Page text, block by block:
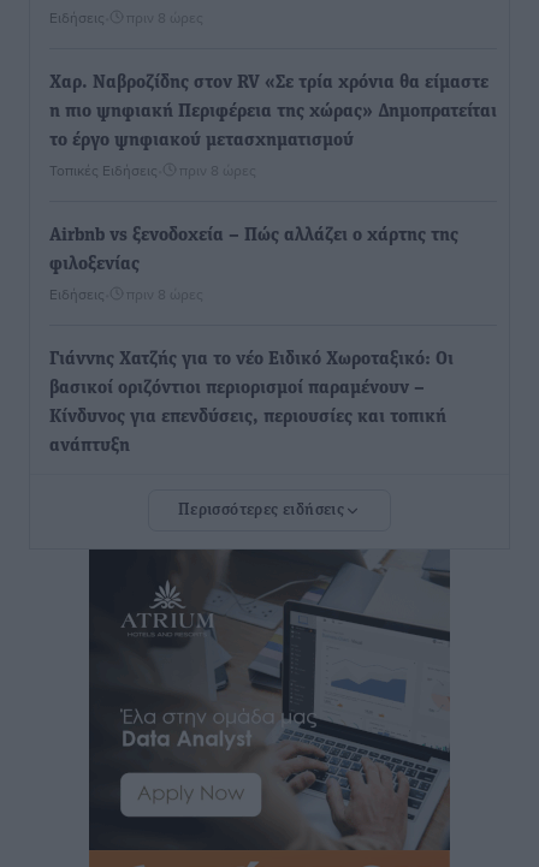
Ειδήσεις πριν 8 ώρες
Χαρ. Ναβροζίδης στον RV «Σε τρία χρόνια θα είμαστε
η πιο ψηφιακή Περιφέρεια της χώρας» Δημοπρατείται
το έργο ψηφιακού μετασχηματισμού
Τοπικές Ειδήσεις πριν 8 ώρες
Airbnb vs ξενοδοχεία – Πώς αλλάζει ο χάρτης της
φιλοξενίας
Ειδήσεις πριν 8 ώρες
Γιάννης Χατζής για το νέο Ειδικό Χωροταξικό: Οι
βασικοί οριζόντιοι περιορισμοί παραμένουν –
Κίνδυνος για επενδύσεις, περιουσίες και τοπική
ανάπτυξη
δεν υπάρχουν περιθώρια εφησυχασμού
πριν 8 ώρες
Στον Άγιο Νικόλαο Χάλκης ανοίγει ξανά το
ανανεωμένο εκκλησιαστικό μουσείο από τη Λέσχη
Lions Χάλκης
Τοπικές Ειδήσεις• πριν 8 ώρες
Ρόδος: «Βουλιάζει» από τουρίστες – Πάνω από 1 εκατ.
επιβάτες και 55 κρουαζιερόπλοια
Περισσότερες ειδήσεις